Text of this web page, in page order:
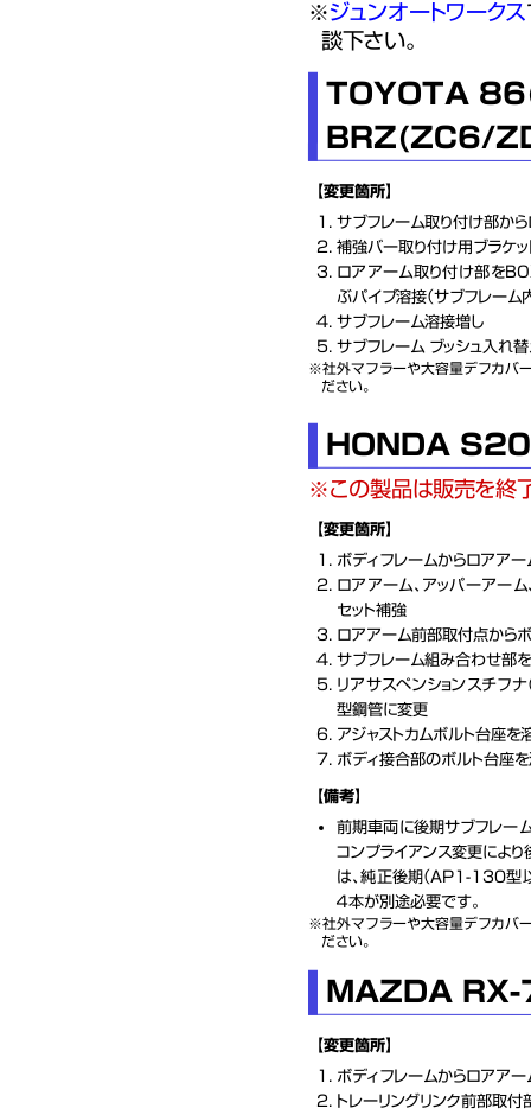
ジュンオートワークス
談下さい。
TOYOTA
BRZ(ZC6/
【変更箇所】
サブフレーム取り付け部か
補強バー取り付け用ブラケッ
ロアアーム取り付け部を
ぶパイプ溶接（サブフレーム
サブフレーム溶接増し
サブフレーム ブッシュ入れ替
社外マフラーや大容量デフカバ
ださい。
HONDA
この製品は販売を終
【変更箇所】
ボディフレームからロアア
ロアアーム、アッパーアー
セット補強
ロアアーム前部取付点から
サブフレーム組み合わせ部
リアサスペンションスチフ
型鋼管に変更
アジャストカムボルト台座を
ボディ接合部のボルト台座
【備考】
前期車両に後期サブフレー
コンプライアンス変更によ
は、純正後期（AP1-130型
４本が別途必要です。
社外マフラーや大容量デフカバ
ださい。
MAZDA
【変更箇所】
ボディフレームからロアア
トレーリングリンク前部取付